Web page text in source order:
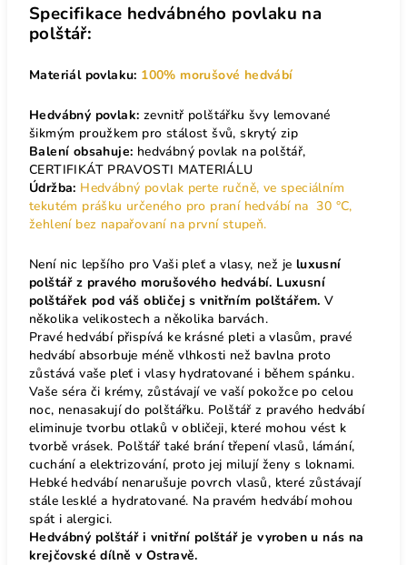
Specifikace hedvábného povlaku na
polštář:
Materiál povlaku: 100% morušové hedvábí
Hedvábný povlak: zevnitř polštářku švy lemované
šikmým proužkem pro stálost švů, skrytý zip
Balení obsahuje: hedvábný povlak na polštář,
CERTIFIKÁT PRAVOSTI MATERIÁLU
Údržba: Hedvábný povlak perte ručně, ve speciálním
tekutém prášku určeného pro praní hedvábí na 30 °C,
žehlení bez napařovaní na první stupeň.
Není nic lepšího pro Vaši pleť a vlasy, než je luxusní
polštář z pravého morušového hedvábí. Luxusní
polštářek pod váš obličej s vnitřním polštářem. V
několika velikostech a několika barvách.
Pravé hedvábí přispívá ke krásné pleti a vlasům, pravé
hedvábí absorbuje méně vlhkosti než bavlna proto
zůstává vaše pleť i vlasy hydratované i během spánku.
Vaše séra či krémy, zůstávají ve vaší pokožce po celou
noc, nenasakují do polštářku. Polštář z pravého hedvábí
eliminuje tvorbu otlaků v obličeji, které mohou vést k
tvorbě vrásek. Polštář také brání třepení vlasů, lámání,
cuchání a elektrizování, proto jej milují ženy s loknami.
Hebké hedvábí nenarušuje povrch vlasů, které zůstávají
stále lesklé a hydratované. Na pravém hedvábí mohou
spát i alergici.
Hedvábný polštář i vnitřní polštář je vyroben u nás na
krejčovské dílně v Ostravě.